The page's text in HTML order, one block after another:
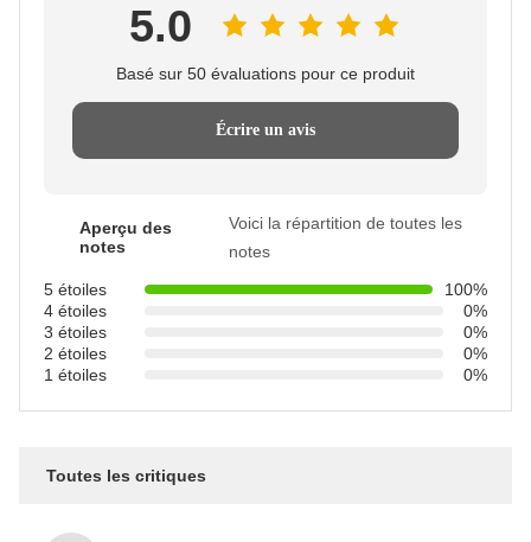
5.0
Basé sur 50 évaluations pour ce produit
Écrire un avis
Aperçu des
notes
Voici la répartition de toutes les
notes
5 étoiles
100%
4 étoiles
0%
3 étoiles
0%
2 étoiles
0%
1 étoiles
0%
Toutes les critiques